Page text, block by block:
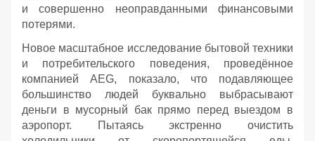
и совершенно неоправданными финансовыми
потерями.
Новое масштабное исследование бытовой техники
и потребительского поведения, проведённое
компанией AEG, показало, что подавляющее
большинство людей буквально выбрасывают
деньги в мусорный бак прямо перед выездом в
аэропорт. Пытаясь экстренно очистить